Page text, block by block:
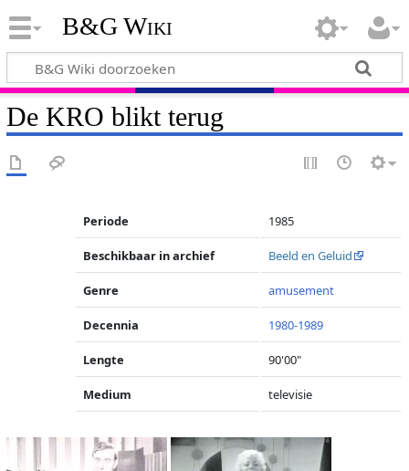
B&G Wiki
De KRO blikt terug
Periode 1985
Beschikbaar in archief Beeld en Geluid
Genre amusement
Decennia 1980-1989
Lengte 90'00"
Medium televisie